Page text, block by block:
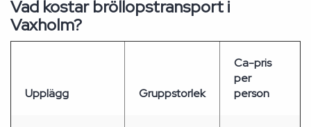
Vad kostar bröllopstransport i
Vaxholm?
Upplägg Gruppstorlek
Ca-pris
per
person